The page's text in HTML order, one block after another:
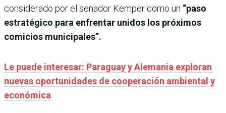
considerado por el senador Kemper como un “paso
estratégico para enfrentar unidos los próximos
comicios municipales”.
Le puede interesar: Paraguay y Alemania exploran
nuevas oportunidades de cooperación ambiental y
económica